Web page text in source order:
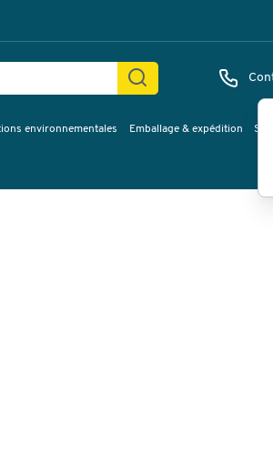
environnementales Emballage & expédition
Images Vidéos Vue à